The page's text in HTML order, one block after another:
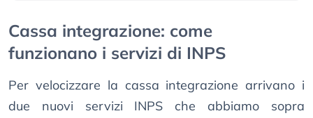
Cassa integrazione: come
funzionano i servizi di INPS
Per velocizzare la cassa integrazione arrivano i
due nuovi servizi INPS che abbiamo sopra